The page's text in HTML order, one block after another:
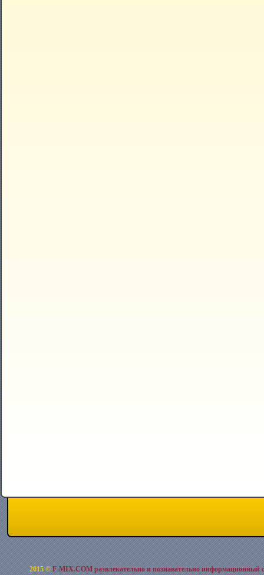
2015 ©F-MIX.COM развлекательно и познавательно информационный